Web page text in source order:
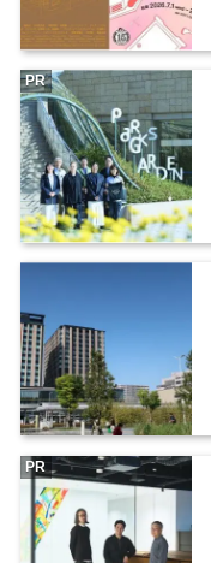
PR
PR